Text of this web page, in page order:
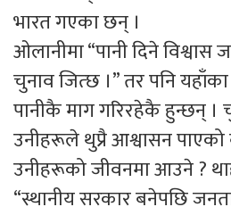
भारत गएका छन् ।
ओलानीमा “पानी दिने
चुनाव जित्छ ।” तर पनि
पानीकै माग गरिरहेकै हुन्छन् ।
उनीहरूले थुप्रै आश्वासन पाएको
उनीहरूको जीवनमा आउने ?
“स्थानीय सरकार बनेपछि